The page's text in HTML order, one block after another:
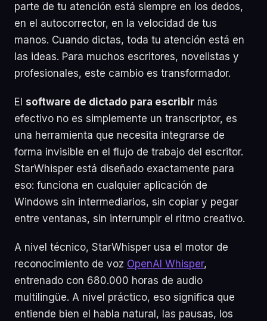
parte de tu atención está siempre en los dedos,
en el autocorrector, en la velocidad de tus
manos. Cuando dictas, toda tu atención está en
las ideas. Para muchos escritores, novelistas y
profesionales, este cambio es transformador.
El software de dictado para escribir más
efectivo no es simplemente un transcriptor, es
una herramienta que necesita integrarse de
forma invisible en el flujo de trabajo del escritor.
StarWhisper está diseñado exactamente para
eso: funciona en cualquier aplicación de
Windows sin intermediarios, sin copiar y pegar
entre ventanas, sin interrumpir el ritmo creativo.
A nivel técnico, StarWhisper usa el motor de
reconocimiento de voz OpenAI Whisper,
entrenado con 680.000 horas de audio
multilingüe. A nivel práctico, eso significa que
entiende bien el habla natural, las pausas, los